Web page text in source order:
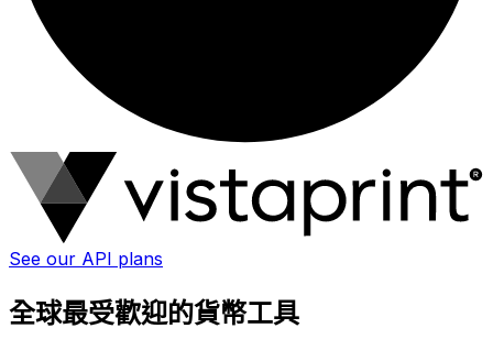
See our API plans
全球最受歡迎的貨幣工具